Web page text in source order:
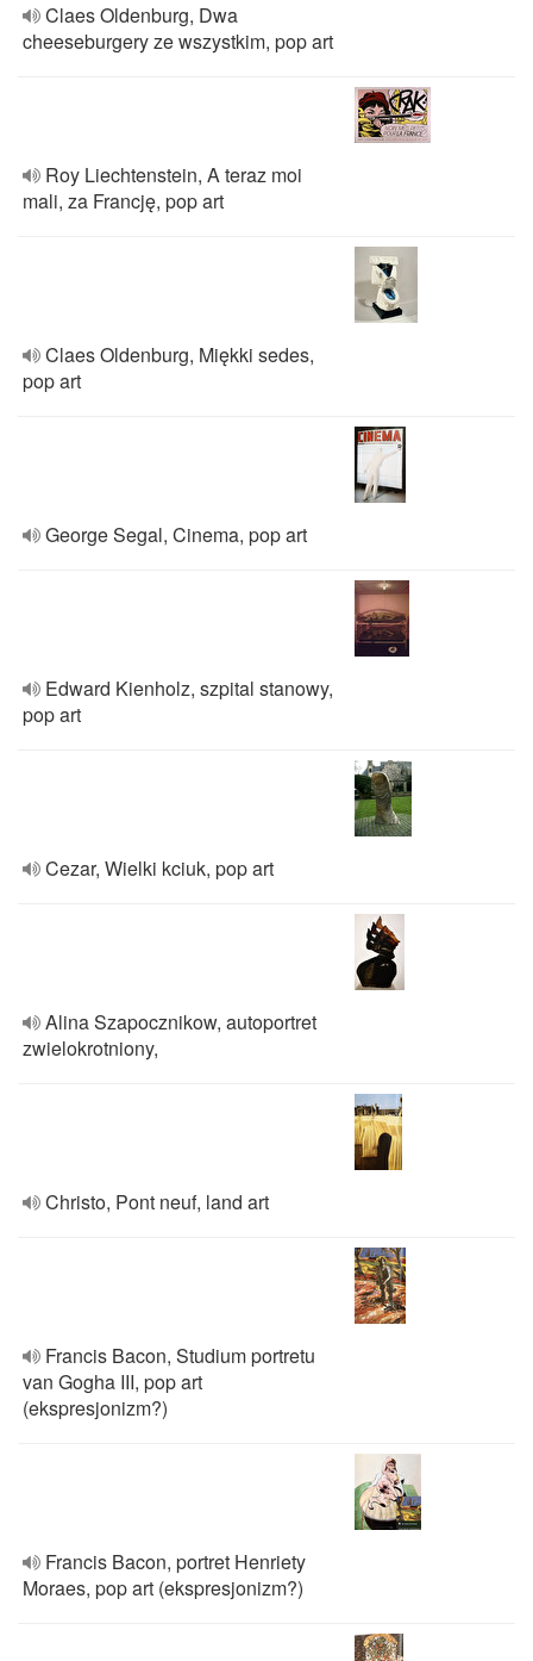
Claes Oldenburg, Dwa
cheeseburgery ze wszystkim, pop art
Roy Liechtenstein, A teraz moi
mali, za Francję, pop art
Claes Oldenburg, Miękki sedes,
pop art
George Segal, Cinema, pop art
Edward Kienholz, szpital stanowy,
pop art
Cezar, Wielki kciuk, pop art
Alina Szapocznikow, autoportret
zwielokrotniony,
Christo, Pont neuf, land art
Francis Bacon, Studium portretu
van Gogha III, pop art
(ekspresjonizm?)
Francis Bacon, portret Henriety
Moraes, pop art (ekspresjonizm?)